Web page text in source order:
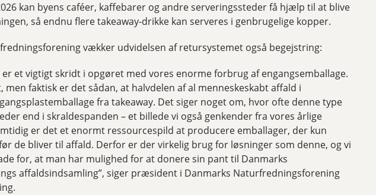
kan byens caféer, kaffebarer og andre serveringssteder få hjælp til at blive
så endnu flere takeaway-drikke kan serveres i genbrugelige kopper.
vækker udvidelsen af retursystemet også begejstring:
et vigtigt skridt i opgøret med vores enorme forbrug af engangsemballage.
men faktisk er det sådan, at halvdelen af al menneskeskabt affald i
fra takeaway. Det siger noget om, hvor ofte denne type
end i skraldespanden – et billede vi også genkender fra vores årlige
er det et enormt ressourcespild at producere emballager, der kun
de bliver til affald. Derfor er der virkelig brug for løsninger som denne, og vi
for, at man har mulighed for at donere sin pant til Danmarks
affaldsindsamling”, siger præsident i Danmarks Naturfredningsforening